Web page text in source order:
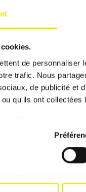
de personnaliser
trafic. Nous
de publicité et
qu'ils ont
mais il ne
retirée.
inflammable) :